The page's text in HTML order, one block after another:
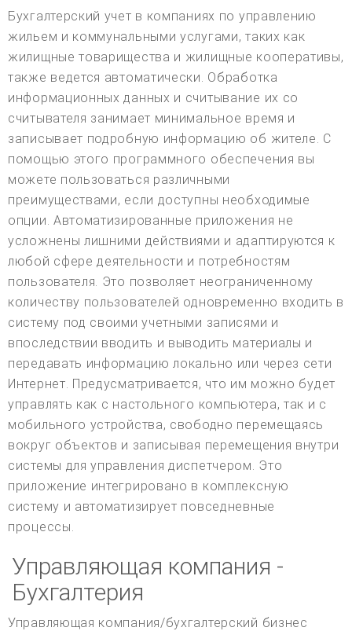
Бухгалтерский учет в компаниях по управлению
жильем и коммунальными услугами, таких как
жилищные товарищества и жилищные кооперативы,
также ведется автоматически. Обработка
информационных данных и считывание их со
считывателя занимает минимальное время и
записывает подробную информацию об жителе. С
помощью этого программного обеспечения вы
можете пользоваться различными
преимуществами, если доступны необходимые
опции. Автоматизированные приложения не
усложнены лишними действиями и адаптируются к
любой сфере деятельности и потребностям
пользователя. Это позволяет неограниченному
количеству пользователей одновременно входить в
систему под своими учетными записями и
впоследствии вводить и выводить материалы и
передавать информацию локально или через сети
Интернет. Предусматривается, что им можно будет
управлять как с настольного компьютера, так и с
мобильного устройства, свободно перемещаясь
вокруг объектов и записывая перемещения внутри
системы для управления диспетчером. Это
приложение интегрировано в комплексную
систему и автоматизирует повседневные
процессы.
Управляющая компания -
Бухгалтерия
Управляющая компания/бухгалтерский бизнес